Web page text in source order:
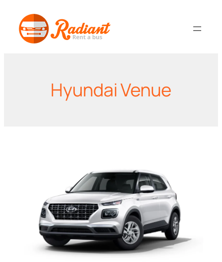
inhoud
Hyundai Venue